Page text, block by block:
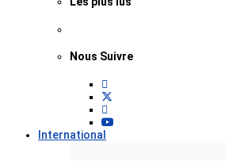
Nous Suivre
International